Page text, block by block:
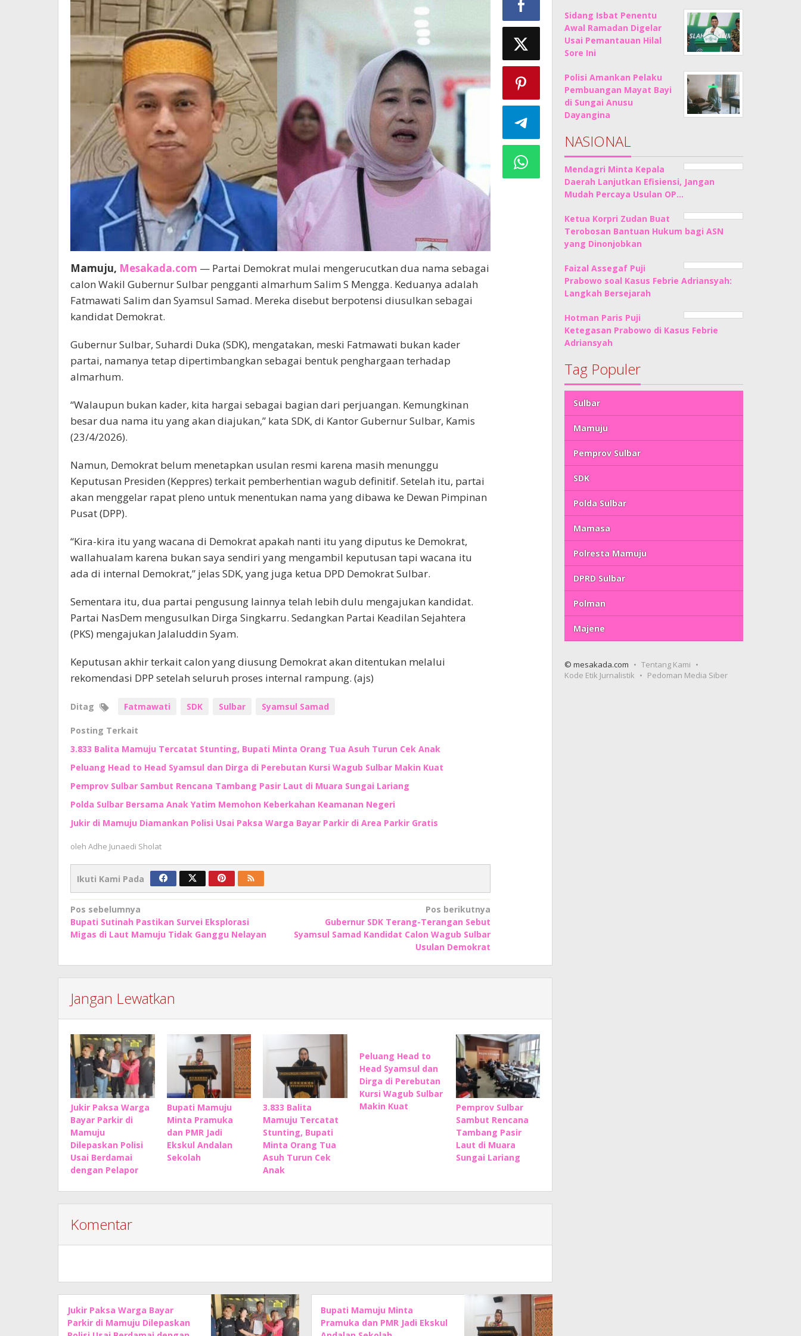
Mamuju, Mesakada.com — Partai Demokrat mulai mengerucutkan dua nama sebagai
calon Wakil Gubernur Sulbar pengganti almarhum Salim S Mengga. Keduanya adalah
Fatmawati Salim dan Syamsul Samad. Mereka disebut berpotensi diusulkan sebagai
kandidat Demokrat.
Gubernur Sulbar, Suhardi Duka (SDK), mengatakan, meski Fatmawati bukan kader
partai, namanya tetap dipertimbangkan sebagai bentuk penghargaan terhadap
almarhum.
“Walaupun bukan kader, kita hargai sebagai bagian dari perjuangan. Kemungkinan
besar dua nama itu yang akan diajukan,” kata SDK, di Kantor Gubernur Sulbar, Kamis
(23/4/2026).
Namun, Demokrat belum menetapkan usulan resmi karena masih menunggu
Keputusan Presiden (Keppres) terkait pemberhentian wagub definitif. Setelah itu, partai
akan menggelar rapat pleno untuk menentukan nama yang dibawa ke Dewan Pimpinan
Pusat (DPP).
“Kira-kira itu yang wacana di Demokrat apakah nanti itu yang diputus ke Demokrat,
wallahualam karena bukan saya sendiri yang mengambil keputusan tapi wacana itu
ada di internal Demokrat,” jelas SDK, yang juga ketua DPD Demokrat Sulbar.
Sementara itu, dua partai pengusung lainnya telah lebih dulu mengajukan kandidat.
Partai NasDem mengusulkan Dirga Singkarru. Sedangkan Partai Keadilan Sejahtera
(PKS) mengajukan Jalaluddin Syam.
Keputusan akhir terkait calon yang diusung Demokrat akan ditentukan melalui
rekomendasi DPP setelah seluruh proses internal rampung. (ajs)
Ditag Fatmawati SDK Sulbar Syamsul Samad
Posting Terkait
3.833 Balita Mamuju Tercatat Stunting, Bupati Minta Orang Tua Asuh Turun Cek Anak
Peluang Head to Head Syamsul dan Dirga di Perebutan Kursi Wagub Sulbar Makin Kuat
Pemprov Sulbar Sambut Rencana Tambang Pasir Laut di Muara Sungai Lariang
Polda Sulbar Bersama Anak Yatim Memohon Keberkahan Keamanan Negeri
Jukir di Mamuju Diamankan Polisi Usai Paksa Warga Bayar Parkir di Area Parkir Gratis
oleh Adhe Junaedi Sholat
Ikuti Kami Pada
Navigasi
pos
Pos sebelumnya
Bupati Sutinah Pastikan Survei Eksplorasi
Migas di Laut Mamuju Tidak Ganggu Nelayan
Pos berikutnya
Gubernur SDK Terang-Terangan Sebut
Syamsul Samad Kandidat Calon Wagub Sulbar
Usulan Demokrat
Jangan Lewatkan
Jukir Paksa Warga
Bayar Parkir di
Mamuju
Dilepaskan Polisi
Usai Berdamai
dengan Pelapor
Bupati Mamuju
Minta Pramuka
dan PMR Jadi
Ekskul Andalan
Sekolah
3.833 Balita
Mamuju Tercatat
Stunting, Bupati
Minta Orang Tua
Asuh Turun Cek
Anak
Peluang Head to
Head Syamsul dan
Dirga di Perebutan
Kursi Wagub Sulbar
Makin Kuat
Pemprov Sulbar
Sambut Rencana
Tambang Pasir
Laut di Muara
Sungai Lariang
Komentar
Jukir Paksa Warga Bayar
Parkir di Mamuju Dilepaskan
Bupati Mamuju Minta
Pramuka dan PMR Jadi Ekskul
Sidang Isbat Penentu
Awal Ramadan Digelar
Usai Pemantauan Hilal
Sore Ini
Polisi Amankan Pelaku
Pembuangan Mayat Bayi
di Sungai Anusu
Dayangina
NASIONAL
Mendagri Minta Kepala
Daerah Lanjutkan Efisiensi, Jangan
Mudah Percaya Usulan OP…
Ketua Korpri Zudan Buat
Terobosan Bantuan Hukum bagi ASN
yang Dinonjobkan
Faizal Assegaf Puji
Prabowo soal Kasus Febrie Adriansyah:
Langkah Bersejarah
Hotman Paris Puji
Ketegasan Prabowo di Kasus Febrie
Adriansyah
Tag Populer
Sulbar
Mamuju
Pemprov Sulbar
SDK
Polda Sulbar
Mamasa
Polresta Mamuju
DPRD Sulbar
Polman
Majene
© mesakada.com
Tentang Kami
Kode Etik Jurnalistik
Pedoman Media Siber